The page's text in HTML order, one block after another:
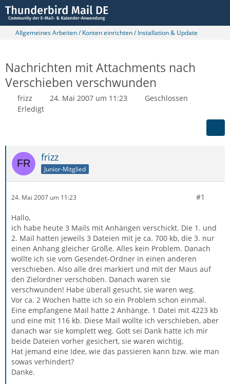
Allgemeines Arbeiten / Konten einrichten / Installation & Update
Nachrichten mit Attachments nach
Verschieben verschwunden
frizz 24. Mai 2007 um 11:23
Geschlossen
Erledigt
frizz
Junior-Mitglied
24. Mai 2007 um 11:23 #1
Hallo,
ich habe heute 3 Mails mit Anhängen verschickt. Die 1. und
2. Mail hatten jeweils 3 Dateien mit je ca. 700 kb, die 3. nur
einen Anhang gleicher Größe. Alles kein Problem. Danach
wollte ich sie vom Gesendet-Ordner in einen anderen
verschieben. Also alle drei markiert und mit der Maus auf
den Zielordner verschoben. Danach waren sie
verschwunden! Habe überall gesucht, sie waren weg.
Vor ca. 2 Wochen hatte ich so ein Problem schon einmal.
Eine empfangene Mail hatte 2 Anhänge. 1 Datei mit 4223 kb
und eine mit 116 kb. Diese Mail wollte ich verschieben, aber
danach war sie komplett weg. Gott sei Dank hatte ich mir
beide Dateien vorher gesichert, sie waren wichtig.
Hat jemand eine Idee, wie das passieren kann bzw. wie man
sowas verhindert?
Danke.